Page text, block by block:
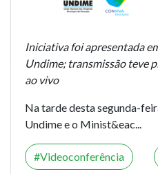
Iniciativa foi apresentada
Undime; transmissão teve
ao vivo
Na tarde desta segunda-
Undime e o Minist&eac...
Videoconferência